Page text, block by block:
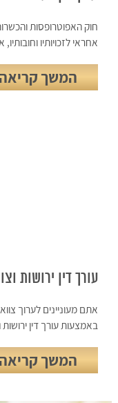
אחראי לזכויותיו
המשך קריאה
עורך דין ירושות
אתם מעוניינים לערוך
באמצעות עורך דין ירושות
המשך קריאה